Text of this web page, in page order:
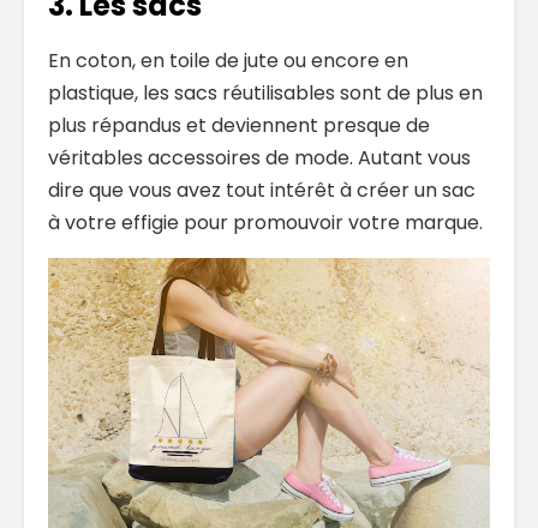
En coton, en toile de jute ou encore en
plastique, les sacs réutilisables sont de plus en
plus répandus et deviennent presque de
véritables accessoires de mode. Autant vous
dire que vous avez tout intérêt à créer un sac
à votre effigie pour promouvoir votre marque.